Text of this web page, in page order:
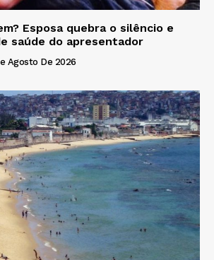
Esposa quebra o silêncio e
saúde do apresentador
Agosto De 2026